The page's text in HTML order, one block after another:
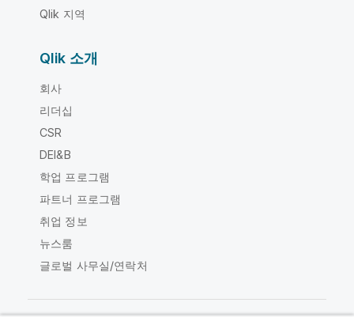
Qlik 지역
Qlik 소개
회사
리더십
CSR
DEI&B
학업 프로그램
파트너 프로그램
취업 정보
뉴스룸
글로벌 사무실/연락처